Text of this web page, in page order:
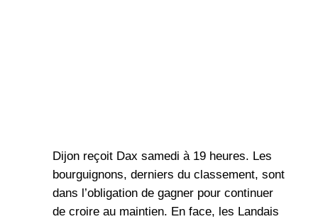
Dijon reçoit Dax samedi à 19 heures. Les
bourguignons, derniers du classement, sont
dans l’obligation de gagner pour continuer
de croire au maintien. En face, les Landais